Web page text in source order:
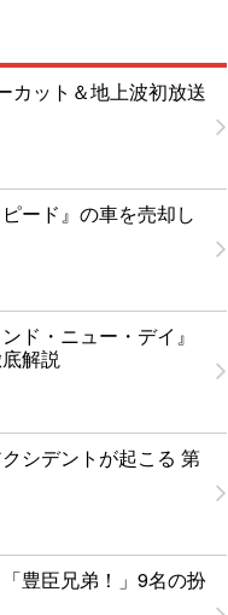
カット＆地上波初放送
ード』の車を売却し
ド・ニュー・デイ』
解説
シデントが起こる 第
豊臣兄弟！」9名の扮